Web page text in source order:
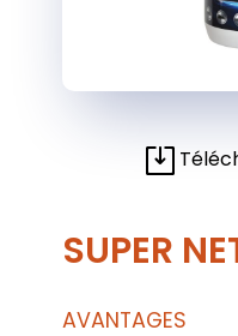
SUPER
AVANTAGES